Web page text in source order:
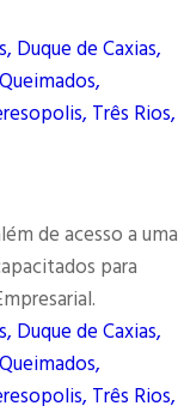
Duque de Caxias,
Três Rios,
de acesso a uma
para
Duque de Caxias,
Três Rios,